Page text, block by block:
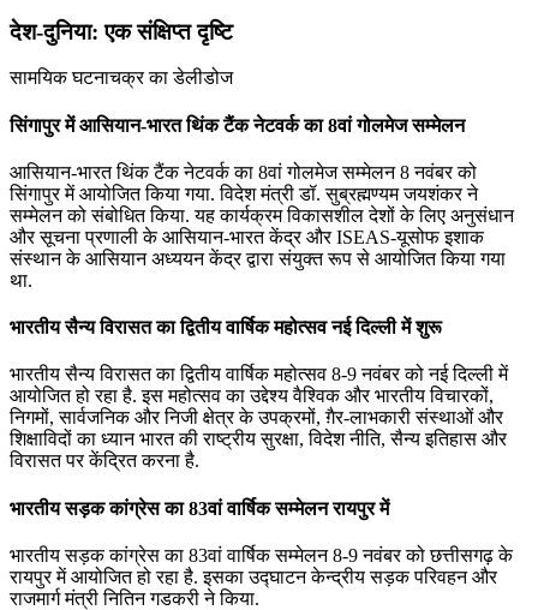
देश-दुनिया: एक संक्षिप्त दृष्टि
सामयिक घटनाचक्र का डेलीडोज
सिंगापुर में आसियान-भारत थिंक टैंक नेटवर्क का 8वां गोलमेज सम्मेलन
आसियान-भारत थिंक टैंक नेटवर्क का 8वां गोलमेज सम्मेलन 8 नवंबर को
सिंगापुर में आयोजित किया गया. विदेश मंत्री डॉ. सुब्रह्मण्यम जयशंकर ने
सम्मेलन को संबोधित किया. यह कार्यक्रम विकासशील देशों के लिए अनुसंधान
और सूचना प्रणाली के आसियान-भारत केंद्र और ISEAS-यूसोफ इशाक
संस्थान के आसियान अध्ययन केंद्र द्वारा संयुक्त रूप से आयोजित किया गया
था.
भारतीय सैन्य विरासत का द्वितीय वार्षिक महोत्सव नई दिल्ली में शुरू
भारतीय सैन्य विरासत का द्वितीय वार्षिक महोत्सव 8-9 नवंबर को नई दिल्ली में
आयोजित हो रहा है. इस महोत्सव का उद्देश्य वैश्विक और भारतीय विचारकों,
निगमों, सार्वजनिक और निजी क्षेत्र के उपक्रमों, ग़ैर-लाभकारी संस्थाओं और
शिक्षाविदों का ध्यान भारत की राष्ट्रीय सुरक्षा, विदेश नीति, सैन्य इतिहास और
विरासत पर केंद्रित करना है.
भारतीय सड़क कांग्रेस का 83वां वार्षिक सम्‍मेलन रायपुर में
भारतीय सड़क कांग्रेस का 83वां वार्षिक सम्‍मेलन 8-9 नवंबर को छत्तीसगढ़ के
रायपुर में आयोजित हो रहा है. इसका उद्घाटन केन्द्रीय सड़क परिवहन और
राजमार्ग मंत्री नितिन गडकरी ने किया.